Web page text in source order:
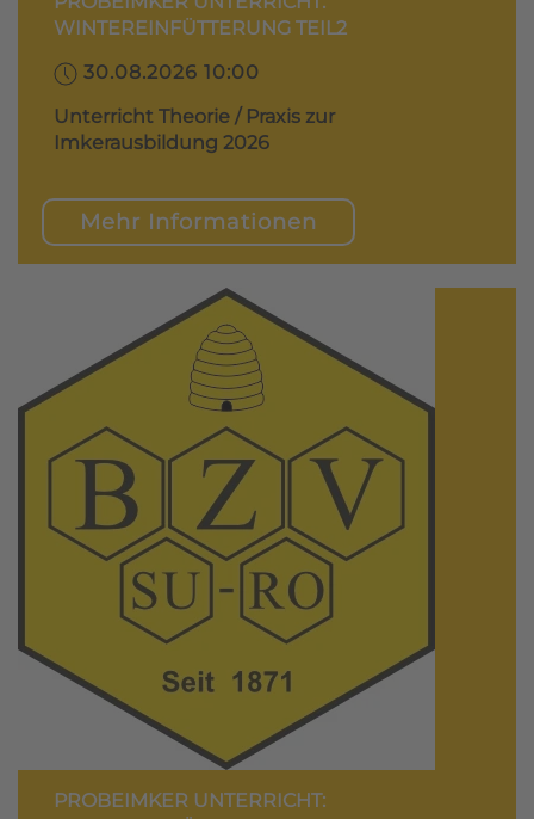
WINTEREINFÜTTERUNG TEIL2
30.08.2026 10:00
Unterricht Theorie / Praxis zur
Imkerausbildung 2026
Mehr Informationen
PROBEIMKER UNTERRICHT: